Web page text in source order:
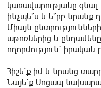
կառավարությանը գնալ
ինչպե՞ս և ե՞րբ նրանք
Միայն
աթոռներից և
ողորմություն՝
Հիշե՛ք իմ և նրանց
Նայե՛ք Սոցապ